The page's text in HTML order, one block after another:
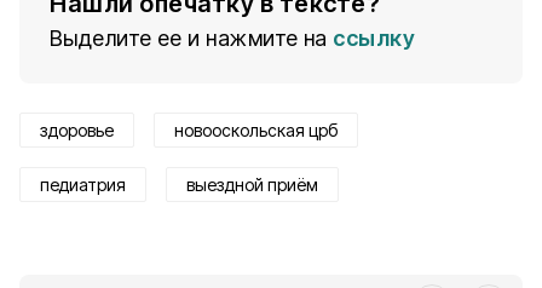
Выделите ее и нажмите на ссылку
здоровье новооскольская црб
педиатрия выездной приём